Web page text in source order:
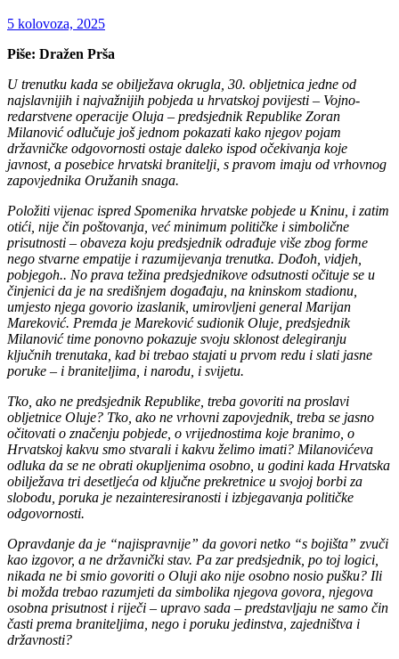
5 kolovoza, 2025
Piše: Dražen Prša
U trenutku kada se obilježava okrugla, 30. obljetnica jedne od
najslavnijih i najvažnijih pobjeda u hrvatskoj povijesti – Vojno-
redarstvene operacije Oluja – predsjednik Republike Zoran
Milanović odlučuje još jednom pokazati kako njegov pojam
državničke odgovornosti ostaje daleko ispod očekivanja koje
javnost, a posebice hrvatski branitelji, s pravom imaju od vrhovnog
zapovjednika Oružanih snaga.
Položiti vijenac ispred Spomenika hrvatske pobjede u Kninu, i zatim
otići, nije čin poštovanja, već minimum političke i simbolične
prisutnosti – obaveza koju predsjednik odrađuje više zbog forme
nego stvarne empatije i razumijevanja trenutka. Dođoh, vidjeh,
pobjegoh.. No prava težina predsjednikove odsutnosti očituje se u
činjenici da je na središnjem događaju, na kninskom stadionu,
umjesto njega govorio izaslanik, umirovljeni general Marijan
Mareković. Premda je Mareković sudionik Oluje, predsjednik
Milanović time ponovno pokazuje svoju sklonost delegiranju
ključnih trenutaka, kad bi trebao stajati u prvom redu i slati jasne
poruke – i braniteljima, i narodu, i svijetu.
Tko, ako ne predsjednik Republike, treba govoriti na proslavi
obljetnice Oluje? Tko, ako ne vrhovni zapovjednik, treba se jasno
očitovati o značenju pobjede, o vrijednostima koje branimo, o
Hrvatskoj kakvu smo stvarali i kakvu želimo imati? Milanovićeva
odluka da se ne obrati okupljenima osobno, u godini kada Hrvatska
obilježava tri desetljeća od ključne prekretnice u svojoj borbi za
slobodu, poruka je nezainteresiranosti i izbjegavanja političke
odgovornosti.
Opravdanje da je “najispravnije” da govori netko “s bojišta” zvuči
kao izgovor, a ne državnički stav. Pa zar predsjednik, po toj logici,
nikada ne bi smio govoriti o Oluji ako nije osobno nosio pušku? Ili
bi možda trebao razumjeti da simbolika njegova govora, njegova
osobna prisutnost i riječi – upravo sada – predstavljaju ne samo čin
časti prema braniteljima, nego i poruku jedinstva, zajedništva i
državnosti?